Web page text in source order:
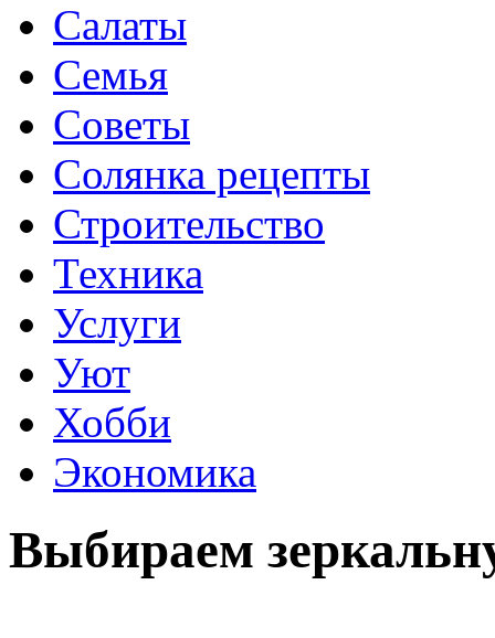
Салаты
Семья
Советы
Солянка рецепты
Строительство
Техника
Услуги
Уют
Хобби
Экономика
Выбираем